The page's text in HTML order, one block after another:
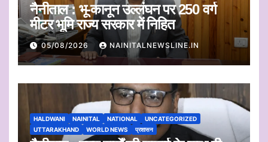
नैनीताल : भू-कानून उल्लंघन पर 250 वर्ग
मीटर भूमि राज्य सरकार में निहित
05/08/2026 NAINITALNEWSLINE.IN
HALDWANI NAINITAL NATIONAL
UNCATEGORIZED
UTTARAKHAND
WORLD NEWS प्रशासन